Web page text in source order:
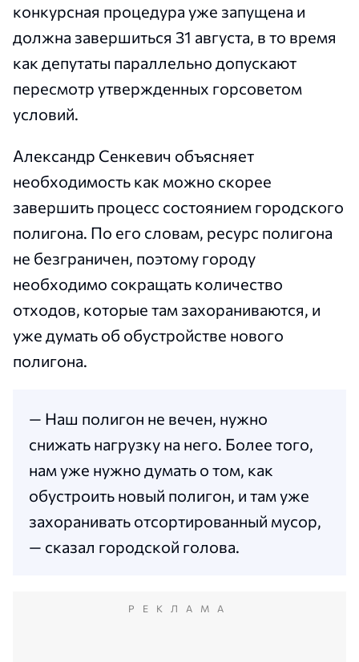
конкурсная процедура уже запущена и
должна завершиться 31 августа, в то время
как депутаты параллельно допускают
пересмотр утвержденных горсоветом
условий.
Александр Сенкевич объясняет
необходимость как можно скорее
завершить процесс состоянием городского
полигона. По его словам, ресурс полигона
не безграничен, поэтому городу
необходимо сокращать количество
отходов, которые там захораниваются, и
уже думать об обустройстве нового
полигона.
— Наш полигон не вечен, нужно
снижать нагрузку на него. Более того,
нам уже нужно думать о том, как
обустроить новый полигон, и там уже
захоранивать отсортированный мусор,
— сказал городской голова.
РЕКЛАМА